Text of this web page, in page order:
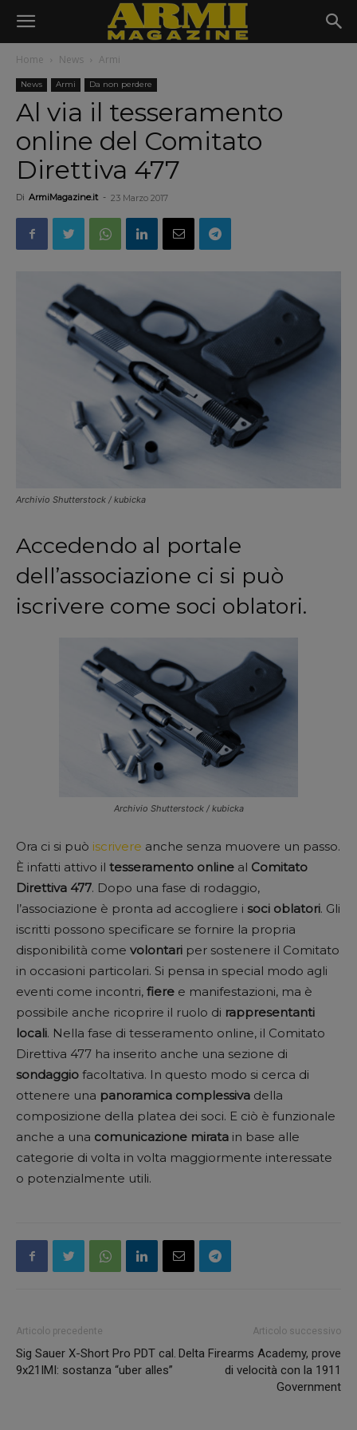
Home News Armi
News Armi Da non perdere
Al via il tesseramento
online del Comitato
Direttiva 477
Di ArmiMagazine.it - 23 Marzo 2017
Archivio Shutterstock / kubicka
Accedendo al portale
dell’associazione ci si può
iscrivere come soci oblatori.
Archivio Shutterstock / kubicka
Ora ci si può iscrivere anche senza muovere un passo.
È infatti attivo il tesseramento online al Comitato
Direttiva 477. Dopo una fase di rodaggio,
l’associazione è pronta ad accogliere i soci oblatori. Gli
iscritti possono specificare se fornire la propria
disponibilità come volontari per sostenere il Comitato
in occasioni particolari. Si pensa in special modo agli
eventi come incontri, fiere e manifestazioni, ma è
possibile anche ricoprire il ruolo di rappresentanti
locali. Nella fase di tesseramento online, il Comitato
Direttiva 477 ha inserito anche una sezione di
sondaggio facoltativa. In questo modo si cerca di
ottenere una panoramica complessiva della
composizione della platea dei soci. E ciò è funzionale
anche a una comunicazione mirata in base alle
categorie di volta in volta maggiormente interessate
o potenzialmente utili.
Articolo precedente
Sig Sauer X-Short Pro PDT cal.
9x21IMI: sostanza “uber alles”
Articolo successivo
Delta Firearms Academy, prove
di velocità con la 1911
Government